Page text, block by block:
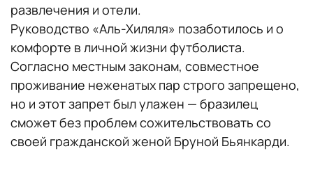
развлечения и отели.
Руководство «Аль-Хиляля» позаботилось и о
комфорте в личной жизни футболиста.
Согласно местным законам, совместное
проживание неженатых пар строго запрещено,
но и этот запрет был улажен — бразилец
сможет без проблем сожительствовать со
своей гражданской женой Бруной Бьянкарди.